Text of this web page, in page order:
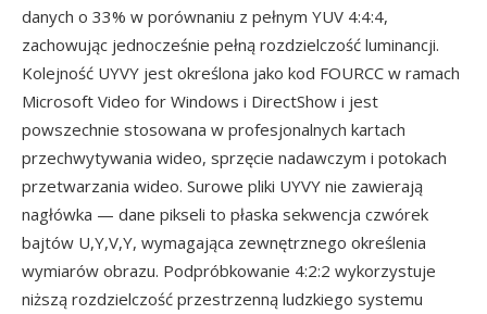
danych o 33% w porównaniu z pełnym YUV 4:4:4,
zachowując jednocześnie pełną rozdzielczość luminancji.
Kolejność UYVY jest określona jako kod FOURCC w ramach
Microsoft Video for Windows i DirectShow i jest
powszechnie stosowana w profesjonalnych kartach
przechwytywania wideo, sprzęcie nadawczym i potokach
przetwarzania wideo. Surowe pliki UYVY nie zawierają
nagłówka — dane pikseli to płaska sekwencja czwórek
bajtów U,Y,V,Y, wymagająca zewnętrznego określenia
wymiarów obrazu. Podpróbkowanie 4:2:2 wykorzystuje
niższą rozdzielczość przestrzenną ludzkiego systemu